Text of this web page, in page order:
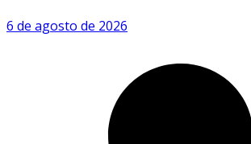
6 de agosto de 2026